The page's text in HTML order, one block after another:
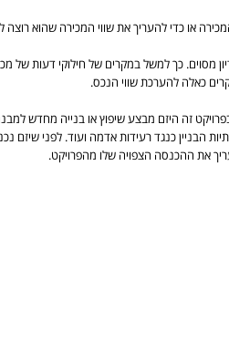
או כדי להעריך את שווי המכירה שהוא רוצה
כך למשל במקרים של חילוקי דעות של
כאלה להערכת שווי הנכס.
זה היזם מבצע שיפוץ או בנייה מחדש
הבניין כנגד רעידות אדמה ועוד. לפני שיזם
את ההכנסה הצפויה שלו מהפרויקט.